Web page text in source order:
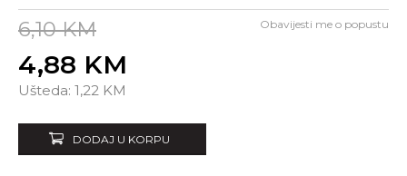
6,10 KM
4,88 KM
Ušteda: 1,22 KM
Obavijesti me o popustu
Unesi količinu
DODAJ U KORPU